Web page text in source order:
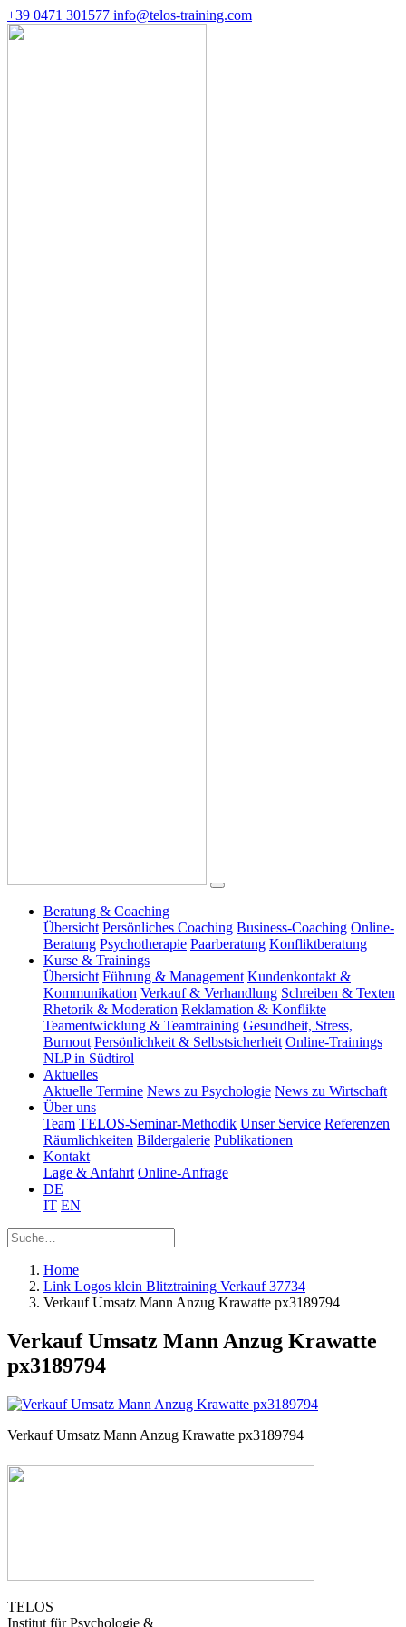
+39 0471 301577 info@telos-training.com
Beratung & Coaching
Übersicht Persönliches Coaching Business-Coaching Online-
Beratung Psychotherapie Paarberatung Konfliktberatung
Kurse & Trainings
Übersicht Führung & Management Kundenkontakt &
Kommunikation Verkauf & Verhandlung Schreiben & Texten
Rhetorik & Moderation Reklamation & Konflikte
Teamentwicklung & Teamtraining Gesundheit, Stress,
Burnout Persönlichkeit & Selbstsicherheit Online-Trainings
NLP in Südtirol
Aktuelles
Aktuelle Termine News zu Psychologie News zu Wirtschaft
Über uns
Team TELOS-Seminar-Methodik Unser Service Referenzen
Räumlichkeiten Bildergalerie Publikationen
Kontakt
Lage & Anfahrt Online-Anfrage
DE
IT EN
Home
Link Logos klein Blitztraining Verkauf 37734
Verkauf Umsatz Mann Anzug Krawatte px3189794
Verkauf Umsatz Mann Anzug Krawatte
px3189794
Verkauf Umsatz Mann Anzug Krawatte px3189794
TELOS
Institut für Psychologie &